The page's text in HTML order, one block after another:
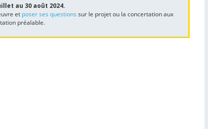
au 30 août 2024.
et poser ses questions sur le projet ou la concertation aux
préalable.